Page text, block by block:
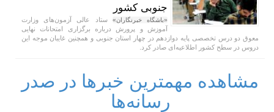
جنوبی کشور
«باشگاه خبرنگاران» ستاد عالی آزمون‌های وزارت
آموزش و پرورش درباره برگزاری امتحانات نهایی
معوق دو درس تخصصی پایه دوازدهم در چهار استان جنوبی و همچنین غایبان موجه این
دروس در سطح کشور اطلاعیه‌ای صادر کرد.
مشاهده مهمترین خبرها در صدر
رسانه‌ها